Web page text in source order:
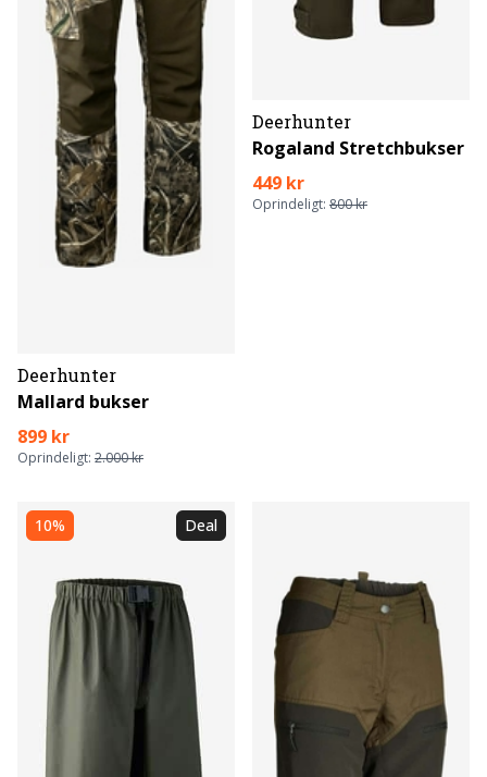
Deerhunter
Mallard bukser
899 kr
Oprindeligt: 2.000 kr
Deerhunter
Rogaland Stretchbukser
449 kr
Oprindeligt: 800 kr
10% Deal